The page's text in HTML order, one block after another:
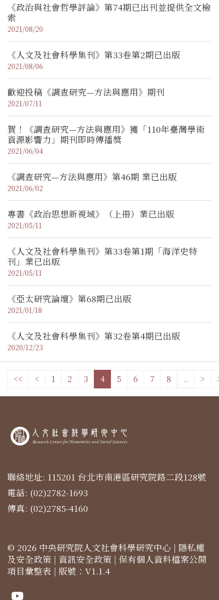
《政治與社會哲學評論》第74期已出刊並提供全文檢
索
2021/08/20
《人文及社會科學集刊》第33卷第2期已出版
2021/08/06
歡迎投稿《調查研究—方法與應用》期刊
2021/07/11
賀！《調查研究—方法與應用》獲「110年臺灣學術
資源影響力」期刊即時傳播獎
2021/06/04
《調查研究—方法與應用》第46期 業已出版
2021/06/02
專書《政治思想新視域》（上冊）業已出版
2021/05/11
《人文及社會科學集刊》第33卷第1期「海洋史特
刊」業已出版
2021/05/11
《亞太研究論壇》第68期已出版
2021/01/18
《人文及社會科學集刊》第32卷第4期已出版
2020/12/23
<< < 1 2 3 4 5 6 7 8 .. >
聯絡地址: 115201 台北市南港區研究院路二段128號
電話: (02)2782-1693
傳真: (02)2785-4160
© 2026 中央研究院人文社會科學研究中心 | 隱私權
及安全政策 | 資訊安全政策 | 保有個人資料檔案公開
項目彙整表 | 版號：V1.1.4
Youtube